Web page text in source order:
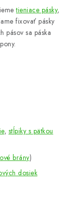
tieniace pásky,
fixovať pásky
pásov sa páska
, stĺpiky s pätkou
brány)
dosiek